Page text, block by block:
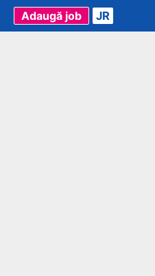
Adaugă job JR